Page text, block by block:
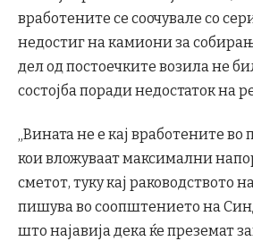
вработените се соочувале со
недостиг на камиони за
дел од постоечките возила не
состојба поради недостаток на
„Вината не е кај вработените во
кои вложуваат максимални
сметот, туку кај раководството
пишува во соопштението на
што најавија дека ќе преземат